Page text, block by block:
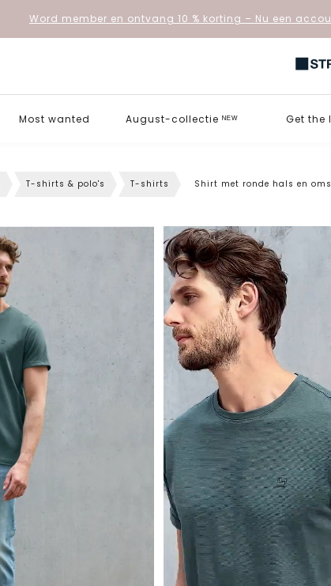
Word member en ontvang 10 % korting – Nu een
Most wanted August-collectie ᴺᴱᵂ Get the
T-shirts & polo's T-shirts Shirt met ronde hals en